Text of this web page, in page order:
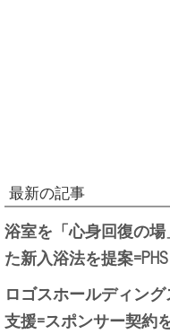
最新の記事
浴室を「心身回復の
た新入浴法を提案=PHS
ロゴスホールディン
支援=スポンサー契約